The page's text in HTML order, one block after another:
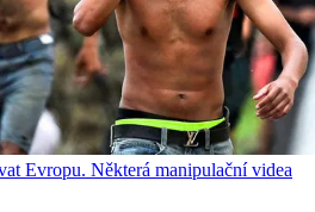
Evropu. Některá manipulační videa